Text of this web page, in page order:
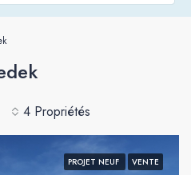
4 Propriétés
PROJET NEUF VENTE